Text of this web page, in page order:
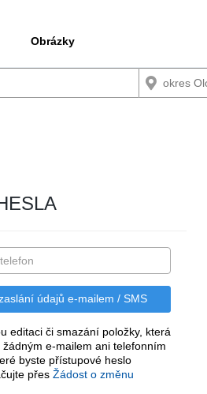
Obrázky
editaci či smazání položky, která
e-mailem ani telefonním
byste přístupové heslo
přes Žádost o změnu